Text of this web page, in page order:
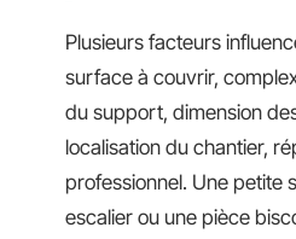
Plusieurs facteurs
surface à couvrir,
du support, dimension
localisation du chantier,
professionnel. Une petite
escalier ou une pièce